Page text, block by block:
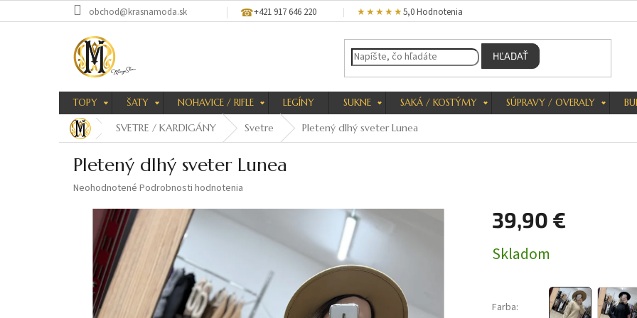
na
obchod@krasnamoda.sk +421 917 646 220 ★★★★★5,0 Hodnotenia
HĽADAŤ
TOPY ŠATY NOHAVICE / RIFLE LEGÍNY SUKNE SAKÁ / KOSTÝMY SÚPRAVY / OVERALY
SVETRE / KARDIGÁNY Svetre Pletený dlhý sveter Lunea
Pletený dlhý sveter Lunea
Priemerné
produktu
hviezdičiek.
Neohodnotené Podrobnosti hodnotenia
39,90 €
cena:
Skladom
Farba: